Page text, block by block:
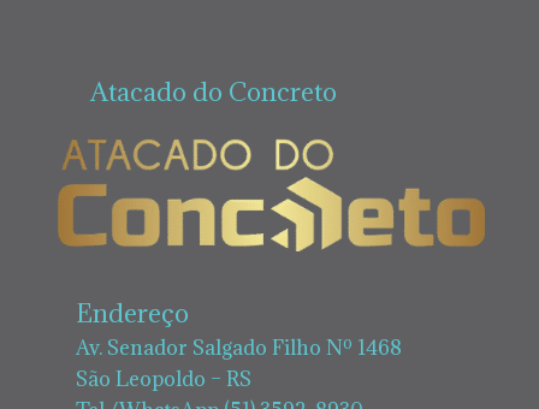
Atacado do Concreto
Endereço
Av. Senador Salgado Filho Nº 1468
São Leopoldo – RS